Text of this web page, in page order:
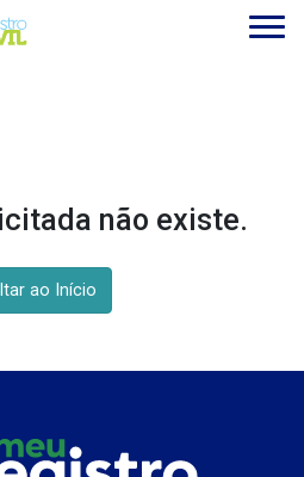
não existe.
ao Início